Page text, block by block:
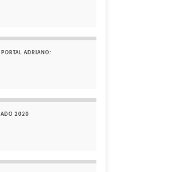
ADRIANO:
2020